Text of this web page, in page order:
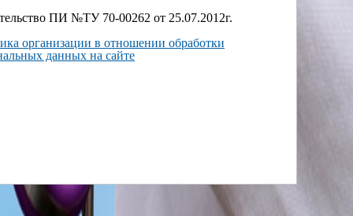
ПИ №ТУ 70-00262 от 25.07.2012г.
организации в отношении обработки
данных на сайте